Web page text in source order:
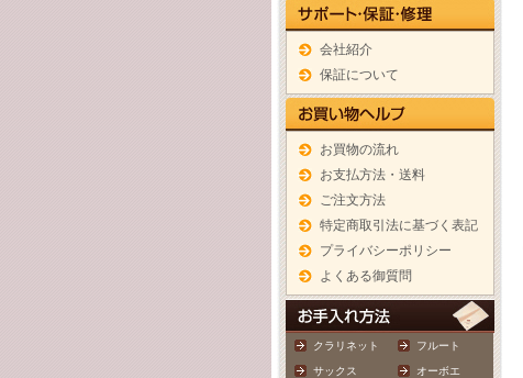
会社紹介
保証について
お買物の流れ
お支払方法・送料
ご注文方法
特定商取引法に基づく表記
プライバシーポリシー
よくある御質問
クラリネット フルート
サックス オーボエ